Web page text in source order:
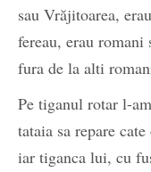
sau Vrăjitoarea,
fereau, erau
fura de la alti
Pe tiganul rotar l-
tataia sa repare
iar tiganca lui, cu